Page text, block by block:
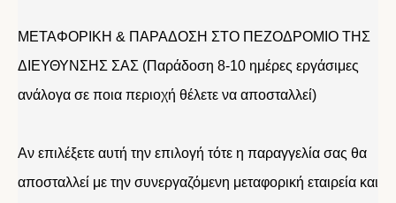
ΜΕΤΑΦΟΡΙΚΗ & ΠΑΡΑΔΟΣΗ ΣΤΟ ΠΕΖΟΔΡΟΜΙΟ ΤΗΣ
ΔΙΕΥΘΥΝΣΗΣ ΣΑΣ (Παράδοση 8-10 ημέρες εργάσιμες
ανάλογα σε ποια περιοχή θέλετε να αποσταλλεί)
Αν επιλέξετε αυτή την επιλογή τότε η παραγγελία σας θα
αποσταλλεί με την συνεργαζόμενη μεταφορική εταιρεία και